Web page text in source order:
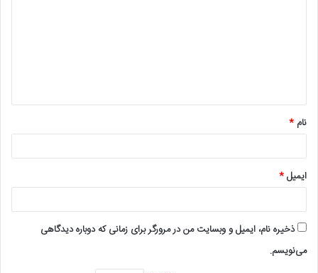
*
نام *
ایمیل*
ذخیره نام، ایمیل و وبسایت من در مرورگر برای زمانی که دوباره دیدگاهی
می‌نویسم.